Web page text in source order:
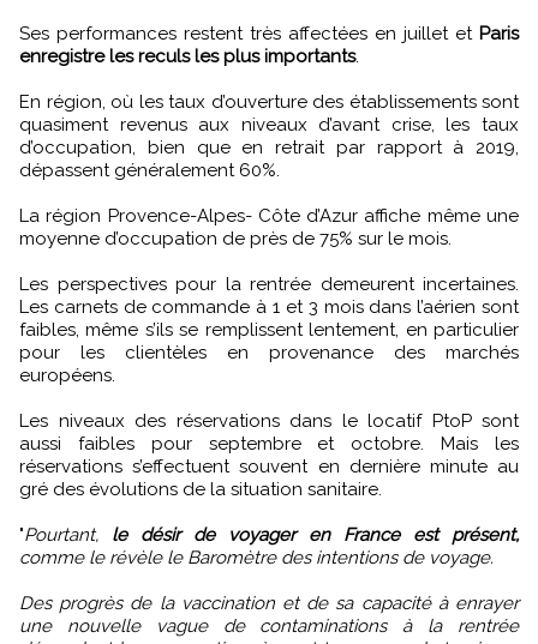
Ses performances restent très affectées en juillet et Paris
enregistre les reculs les plus importants.
En région, où les taux d’ouverture des établissements sont
quasiment revenus aux niveaux d’avant crise, les taux
d’occupation, bien que en retrait par rapport à 2019,
dépassent généralement 60%.
La région Provence-Alpes- Côte d’Azur affiche même une
moyenne d’occupation de près de 75% sur le mois.
Les perspectives pour la rentrée demeurent incertaines.
Les carnets de commande à 1 et 3 mois dans l’aérien sont
faibles, même s’ils se remplissent lentement, en particulier
pour les clientèles en provenance des marchés
européens.
Les niveaux des réservations dans le locatif PtoP sont
aussi faibles pour septembre et octobre. Mais les
réservations s’effectuent souvent en dernière minute au
gré des évolutions de la situation sanitaire.
"Pourtant, le désir de voyager en France est présent,
comme le révèle le Baromètre des intentions de voyage.
Des progrès de la vaccination et de sa capacité à enrayer
une nouvelle vague de contaminations à la rentrée